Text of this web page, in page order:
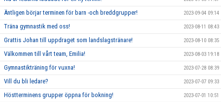
Äntligen börjar terminen för barn -och breddgrupper! 2023-09-04 09:14
Träna gymnastik med oss! 2023-08-11 08:43
Grattis Johan till uppdraget som landslagstränare! 2023-08-10 08:35
Välkommen till vårt team, Emilia! 2023-08-03 19:18
Gymnastikträning för vuxna! 2023-07-28 08:39
Vill du bli ledare? 2023-07-07 09:33
Höstterminens grupper öppna för bokning! 2023-07-01 10:51